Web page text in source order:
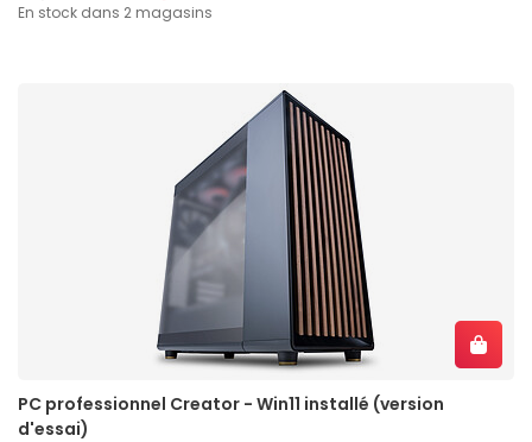
En stock dans 2 magasins
PC professionnel Creator - Win11 installé (version
d'essai)